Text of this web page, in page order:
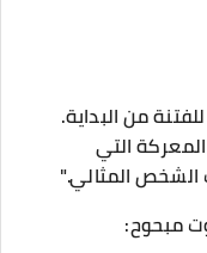
من البداية.
التي
الشخص المثالي."
مبحوح: